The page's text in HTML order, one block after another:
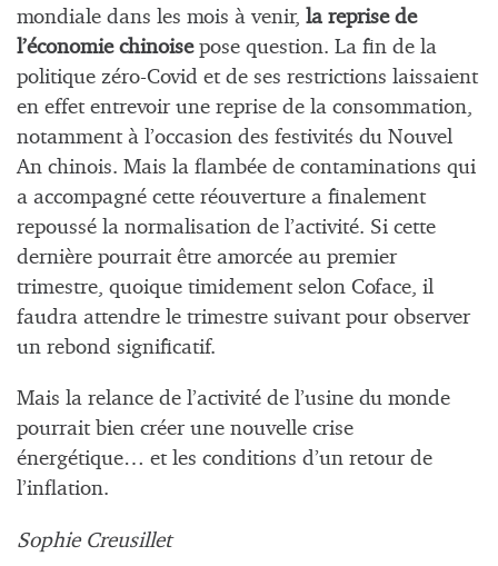
mondiale dans les mois à venir, la reprise de
l’économie chinoisepose question. La fin de la
politique zéro-Covid et de ses restrictions laissaient
en effet entrevoir une reprise de la consommation,
notamment à l’occasion des festivités du Nouvel
An chinois. Mais la flambée de contaminations qui
a accompagné cette réouverture a finalement
repoussé la normalisation de l’activité. Si cette
dernière pourrait être amorcée au premier
trimestre, quoique timidement selon Coface, il
faudra attendre le trimestre suivant pour observer
un rebond significatif.
Mais la relance de l’activité de l’usine du monde
pourrait bien créer une nouvelle crise
énergétique… et les conditions d’un retour de
l’inflation.
Sophie Creusillet